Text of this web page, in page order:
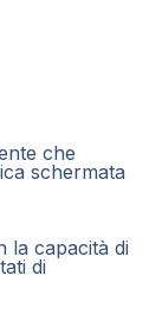
che
schermata
la capacità di
di